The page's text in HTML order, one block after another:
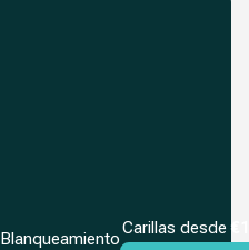
Blanqueamiento
Carillas desde